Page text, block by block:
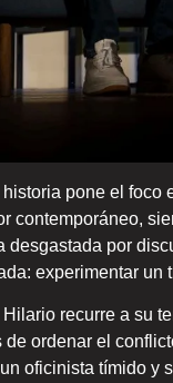
historia pone el foco
contemporáneo,
desgastada por
experimentar
recurre a su
ordenar el
oficinista tímido y